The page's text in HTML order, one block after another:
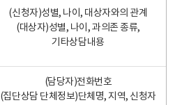
(신청자)성별, 나이, 대상자와의 관계
(대상자)성별, 나이, 과의존 종류,
기타상담내용
(담당자)전화번호
(집단상담 단체정보)단체명, 지역, 신청자